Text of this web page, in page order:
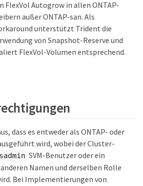
FlexVol Autogrow in allen ONTAP-
außer ONTAP-san. Als
unterstützt Trident die
von Snapshot-Reserve und
FlexVol-Volumen entsprechend.
dass es entweder als ONTAP- oder
wird, wobei der Cluster-
SVM-Benutzer oder ein
Namen und derselben Rolle
Bei Implementierungen von